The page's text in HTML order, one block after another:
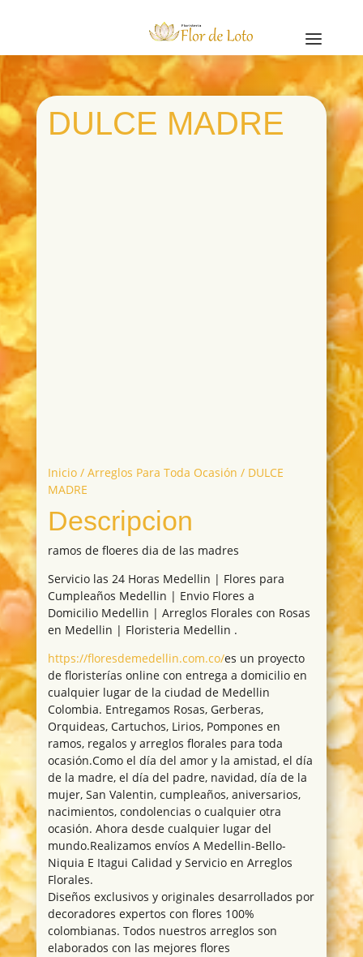
a
DULCE MADRE
Inicio/ Arreglos Para Toda Ocasión / DULCE
MADRE
Descripcion
ramos de floeres dia de las madres
Servicio las 24 Horas Medellin | Flores para
Cumpleaños Medellin | Envio Flores a
Domicilio Medellin | Arreglos Florales con Rosas
en Medellin | Floristeria Medellin .
https://floresdemedellin.com.co/es un proyecto
de floristerías online con entrega a domicilio en
cualquier lugar de la ciudad de Medellin
Colombia. Entregamos Rosas, Gerberas,
Orquideas, Cartuchos, Lirios, Pompones en
ramos, regalos y arreglos florales para toda
ocasión.Como el día del amor y la amistad, el día
de la madre, el día del padre, navidad, día de la
mujer, San Valentin, cumpleaños, aniversarios,
nacimientos, condolencias o cualquier otra
ocasión. Ahora desde cualquier lugar del
mundo.Realizamos envíos A Medellin-Bello-
Niquia E Itagui Calidad y Servicio en Arreglos
Florales.
Diseños exclusivos y originales desarrollados por
decoradores expertos con flores 100%
colombianas. Todos nuestros arreglos son
elaborados con las mejores flores